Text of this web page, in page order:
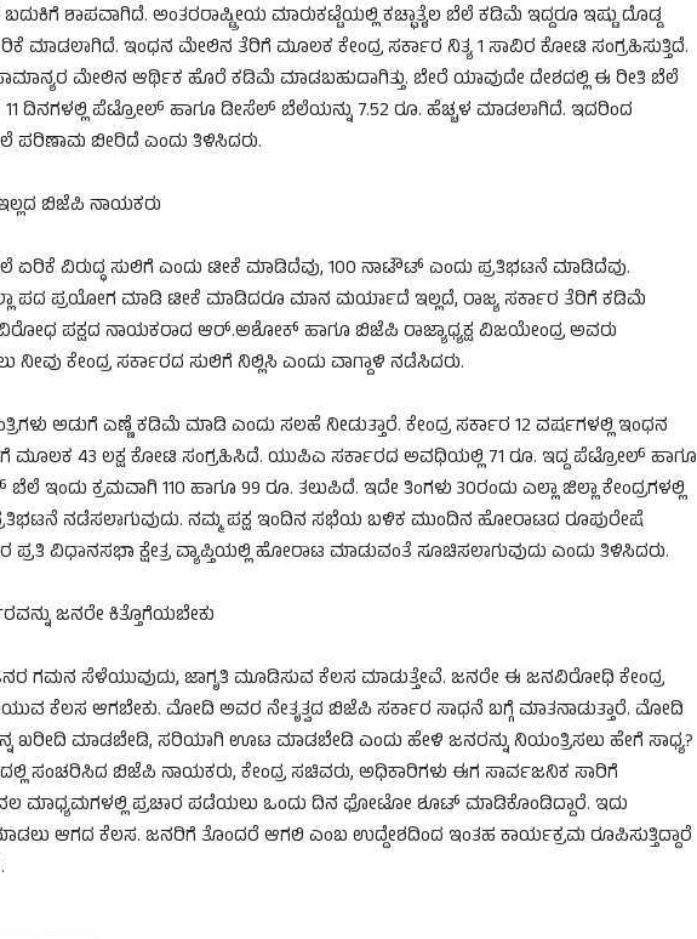
ಶಾಪವಾಗಿದೆ. ಅಂತರರಾಷ್ಟ್ರೀಯ ಮಾರುಕಟ್ಟೆಯಲ್ಲಿ ಕಚ್ಛಾತೈಲ ಬೆಲೆ ಕಡಿಮೆ ಇದ್ದರೂ ಇಷ್ಟು ದೊಡ್ಡ
ಮಾಡಲಾಗಿದೆ. ಇಂಧನ ಮೇಲಿನ ತೆರಿಗೆ ಮೂಲಕ ಕೇಂದ್ರ ಸರ್ಕಾರ ನಿತ್ಯ 1 ಸಾವಿರ ಕೋಟಿ ಸಂಗ್ರಹಿಸುತ್ತಿದೆ.
ಮೇಲಿನ ಆರ್ಥಿಕ ಹೊರೆ ಕಡಿಮೆ ಮಾಡಬಹುದಾಗಿತ್ತು. ಬೇರೆ ಯಾವುದೇ ದೇಶದಲ್ಲಿ ಈ ರೀತಿ ಬೆಲೆ
ದಿನಗಳಲ್ಲಿ ಪೆಟ್ರೋಲ್ ಹಾಗೂ ಡೀಸೆಲ್ ಬೆಲೆಯನ್ನು 7.52 ರೂ. ಹೆಚ್ಚಳ ಮಾಡಲಾಗಿದೆ. ಇದರಿಂದ
ಪರಿಣಾಮ ಬೀರಿದೆ ಎಂದು ತಿಳಿಸಿದರು.
ಬಿಜೆಪಿ ನಾಯಕರು
ಏರಿಕೆ ವಿರುದ್ಧ ಸುಲಿಗೆ ಎಂದು ಟೀಕೆ ಮಾಡಿದೆವು, 100 ನಾಟೌಟ್ ಎಂದು ಪ್ರತಿಭಟನೆ ಮಾಡಿದೆವು.
ಪದ ಪ್ರಯೋಗ ಮಾಡಿ ಟೀಕೆ ಮಾಡಿದರೂ ಮಾನ ಮರ್ಯಾದೆ ಇಲ್ಲದೆ, ರಾಜ್ಯ ಸರ್ಕಾರ ತೆರಿಗೆ ಕಡಿಮೆ
ಪಕ್ಷದ ನಾಯಕರಾದ ಆರ್.ಅಶೋಕ್ ಹಾಗೂ ಬಿಜೆಪಿ ರಾಜ್ಯಾಧ್ಯಕ್ಷ ವಿಜಯೇಂದ್ರ ಅವರು
ನೀವು ಕೇಂದ್ರ ಸರ್ಕಾರದ ಸುಲಿಗೆ ನಿಲ್ಲಿಸಿ ಎಂದು ವಾಗ್ದಾಳಿ ನಡೆಸಿದರು.
ಅಡುಗೆ ಎಣ್ಣೆ ಕಡಿಮೆ ಮಾಡಿ ಎಂದು ಸಲಹೆ ನೀಡುತ್ತಾರೆ. ಕೇಂದ್ರ ಸರ್ಕಾರ 12 ವರ್ಷಗಳಲ್ಲಿ ಇಂಧನ
ಮೂಲಕ 43 ಲಕ್ಷ ಕೋಟಿ ಸಂಗ್ರಹಿಸಿದೆ. ಯುಪಿಎ ಸರ್ಕಾರದ ಅವಧಿಯಲ್ಲಿ 71 ರೂ. ಇದ್ದ ಪೆಟ್ರೋಲ್ ಹಾಗೂ
ಇಂದು ಕ್ರಮವಾಗಿ 110 ಹಾಗೂ 99 ರೂ. ತಲುಪಿದೆ. ಇದೇ ತಿಂಗಳು 30ರಂದು ಎಲ್ಲಾ ಜಿಲ್ಲಾ ಕೇಂದ್ರಗಳಲ್ಲಿ
ನಡೆಸಲಾಗುವುದು. ನಮ್ಮ ಪಕ್ಷ ಇಂದಿನ ಸಭೆಯ ಬಳಿಕ ಮುಂದಿನ ಹೋರಾಟದ ರೂಪುರೇಷೆ
ಪ್ರತಿ ವಿಧಾನಸಭಾ ಕ್ಷೇತ್ರ ವ್ಯಾಪ್ತಿಯಲ್ಲಿ ಹೋರಾಟ ಮಾಡುವಂತೆ ಸೂಚಿಸಲಾಗುವುದು ಎಂದು ತಿಳಿಸಿದರು.
ಜನರೇ ಕಿತ್ತೊಗೆಯಬೇಕು
ಗಮನ ಸೆಳೆಯುವುದು, ಜಾಗೃತಿ ಮೂಡಿಸುವ ಕೆಲಸ ಮಾಡುತ್ತೇವೆ. ಜನರೇ ಈ ಜನವಿರೋಧಿ ಕೇಂದ್ರ
ಕೆಲಸ ಆಗಬೇಕು. ಮೋದಿ ಅವರ ನೇತೃತ್ವದ ಬಿಜೆಪಿ ಸರ್ಕಾರ ಸಾಧನೆ ಬಗ್ಗೆ ಮಾತನಾಡುತ್ತಾರೆ. ಮೋದಿ
ಖರೀದಿ ಮಾಡಬೇಡಿ, ಸರಿಯಾಗಿ ಊಟ ಮಾಡಬೇಡಿ ಎಂದು ಹೇಳಿ ಜನರನ್ನು ನಿಯಂತ್ರಿಸಲು ಹೇಗೆ ಸಾಧ್ಯ?
ಸಂಚರಿಸಿದ ಬಿಜೆಪಿ ನಾಯಕರು, ಕೇಂದ್ರ ಸಚಿವರು, ಅಧಿಕಾರಿಗಳು ಈಗ ಸಾರ್ವಜನಿಕ ಸಾರಿಗೆ
ಮಾಧ್ಯಮಗಳಲ್ಲಿ ಪ್ರಚಾರ ಪಡೆಯಲು ಒಂದು ದಿನ ಫೋಟೋ ಶೂಟ್ ಮಾಡಿಕೊಂಡಿದ್ದಾರೆ. ಇದು
ಆಗದ ಕೆಲಸ. ಜನರಿಗೆ ತೊಂದರೆ ಆಗಲಿ ಎಂಬ ಉದ್ದೇಶದಿಂದ ಇಂತಹ ಕಾರ್ಯಕ್ರಮ ರೂಪಿಸುತ್ತಿದ್ದಾರೆ